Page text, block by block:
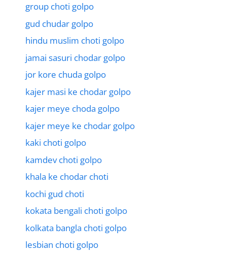
group choti golpo
gud chudar golpo
hindu muslim choti golpo
jamai sasuri chodar golpo
jor kore chuda golpo
kajer masi ke chodar golpo
kajer meye choda golpo
kajer meye ke chodar golpo
kaki choti golpo
kamdev choti golpo
khala ke chodar choti
kochi gud choti
kokata bengali choti golpo
kolkata bangla choti golpo
lesbian choti golpo